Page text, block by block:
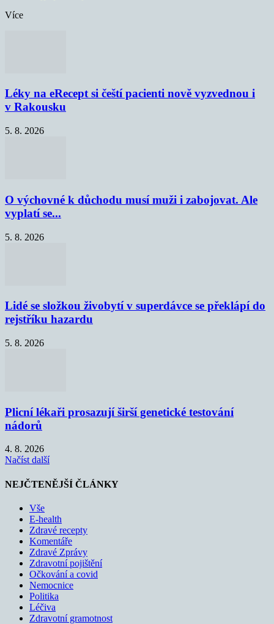
Více
Léky na eRecept si čeští pacienti nově vyzvednou i
v Rakousku
5. 8. 2026
O výchovné k důchodu musí muži i zabojovat. Ale
vyplatí se...
5. 8. 2026
Lidé se složkou živobytí v superdávce se překlápí do
rejstříku hazardu
5. 8. 2026
Plicní lékaři prosazují širší genetické testování
nádorů
4. 8. 2026
Načíst další
NEJČTENĚJŠÍ ČLÁNKY
Vše
E-health
Zdravé recepty
Komentáře
Zdravé Zprávy
Zdravotní pojištění
Očkování a covid
Nemocnice
Politika
Léčiva
Zdravotní gramotnost